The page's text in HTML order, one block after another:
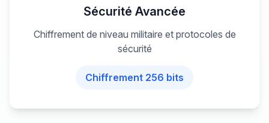
Sécurité Avancée
Chiffrement de niveau militaire et protocoles de
sécurité
Chiffrement 256 bits